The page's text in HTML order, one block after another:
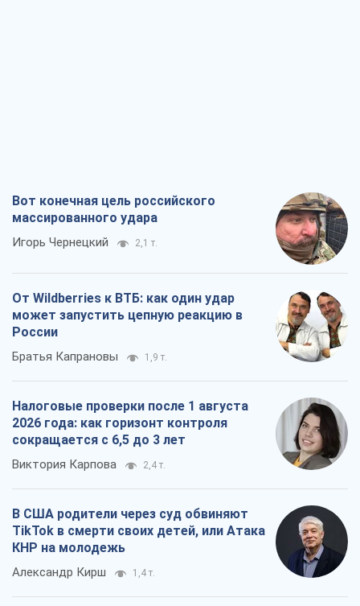
Вот конечная цель российского
массированного удара
Игорь Чернецкий 2,1 т.
От Wildberries к ВТБ: как один удар
может запустить цепную реакцию в
России
Братья Капрановы 1,9 т.
Налоговые проверки после 1 августа
2026 года: как горизонт контроля
сокращается с 6,5 до 3 лет
Виктория Карпова 2,4 т.
В США родители через суд обвиняют
TikTok в смерти своих детей, или Атака
КНР на молодежь
Александр Кирш 1,4 т.